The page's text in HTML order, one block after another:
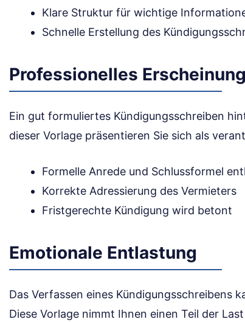
Klare Struktur für wichtige
Schnelle Erstellung des
Professionelles
Ein gut formuliertes Kündigungsschreiben
dieser Vorlage präsentieren Sie sich als
Formelle Anrede und Schlussformel
Korrekte Adressierung des Vermieters
Fristgerechte Kündigung wird betont
Emotionale Entlastung
Das Verfassen eines Kündigungsschreibens
Diese Vorlage nimmt Ihnen einen Teil der